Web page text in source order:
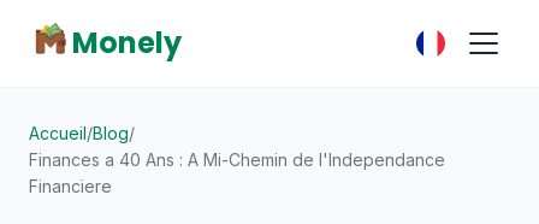
Monely
Accueil/Blog/
Finances a 40 Ans : A Mi-Chemin de l'Independance
Financiere